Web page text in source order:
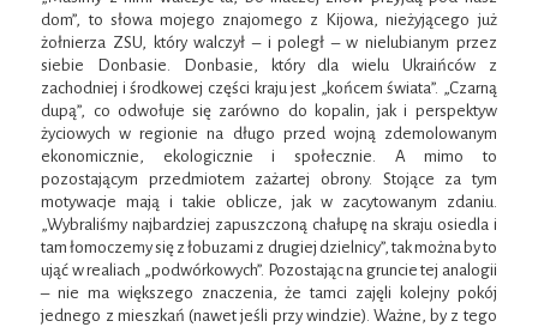
dom”, to słowa mojego znajomego z Kijowa, nieżyjącego już
żołnierza ZSU, który walczył – i poległ – w nielubianym przez
siebie Donbasie. Donbasie, który dla wielu Ukraińców z
zachodniej i środkowej części kraju jest „końcem świata”. „Czarną
dupą”, co odwołuje się zarówno do kopalin, jak i perspektyw
życiowych w regionie na długo przed wojną zdemolowanym
ekonomicznie, ekologicznie i społecznie. A mimo to
pozostającym przedmiotem zażartej obrony. Stojące za tym
motywacje mają i takie oblicze, jak w zacytowanym zdaniu.
„Wybraliśmy najbardziej zapuszczoną chałupę na skraju osiedla i
tam łomoczemy się z łobuzami z drugiej dzielnicy”, tak można by to
ująć w realiach „podwórkowych”. Pozostając na gruncie tej analogii
– nie ma większego znaczenia, że tamci zajęli kolejny pokój
jednego z mieszkań (nawet jeśli przy windzie). Ważne, by z tego